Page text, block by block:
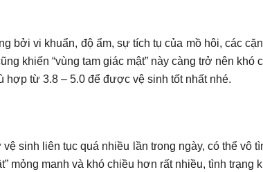
bởi vi khuẩn, độ ẩm, sự tích tụ của mồ hôi, các
khiến “vùng tam giác mật” này càng trở nên
hợp từ 3.8 – 5.0 để được vệ sinh tốt nhất nhé.
sinh liên tục quá nhiều lần trong ngày, có thể vô
mỏng manh và khó chiều hơn rất nhiều, tình